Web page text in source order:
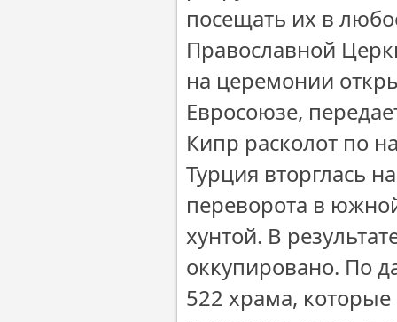
посещать их в
Православной
на церемонии
Евросоюзе,
Кипр расколот по
Турция вторглась
переворота в
хунтой. В
оккупировано. По
522 храма,